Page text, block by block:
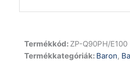
Termékkód: ZP-Q90PH/E100
Termékkategóriák: Baron,